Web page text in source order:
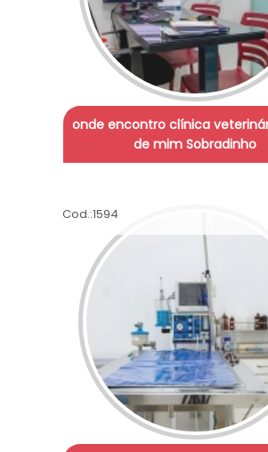
onde encontro clínica
de mim Sobradinho
Cod.:1594